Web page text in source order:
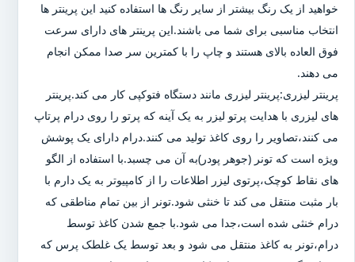
خواهید از یک رنگ بیشتر از سایر رنگ ها استفاده کنید این پرینتر ها
انتخاب مناسبی برای شما می باشند.این پرینتر های دارای سرعت
فوق العاده بالای هستند و چاپ را با کمترین سر صدا ممکن انجام
می دهند.
پرینتر لیزری:پرینتر لیزری مانند دستگاه فتوکپی کار می کند.پرینتر
های لیزری با هدایت پرتو لیزر به یک آینه که پرتو را روی درام پرتاپ
می کنند،تصاویر را روی کاغذ تولید می کنند.درام دارای یک پوشش
ویژه است که تونر (جوهر پودر)به آن می چسبد.با استفاده از الگو
های نقاط کوچک،پرتوی لیزر اطلاعات را از کامپیوتر به یک دارم با
بار مثبت منتقل می کند تا خنثی شود.تونر از بین تمام مناطقی که
درام خنثی شده است،جدا می شود.با جمع شدن کاغذ توسط
درام،تونر به کاغذ منتقل می شود و بعد توسط یک غلطک پرس که